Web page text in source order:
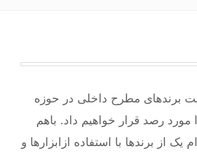
برندهای مطرح داخلی در حوزه
رصد قرار خواهیم داد. باهم
از برندها با استفاده ازابزارها و